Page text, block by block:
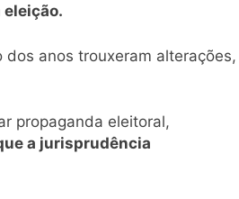
eleição.
anos trouxeram alterações,
propaganda eleitoral,
a jurisprudência